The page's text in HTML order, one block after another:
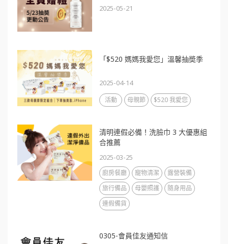
2025-05-21
「$520 媽媽我愛您」溫馨抽奬季
2025-04-14
活動 母親節 $520 我愛您
清明連假必備！洗臉巾 3 大優惠組
合推薦
2025-03-25
廚房餐廳 寵物清潔
露營裝備
旅行備品
母嬰照護
隨身用品
連假備貨
0305-會員佳友通知信